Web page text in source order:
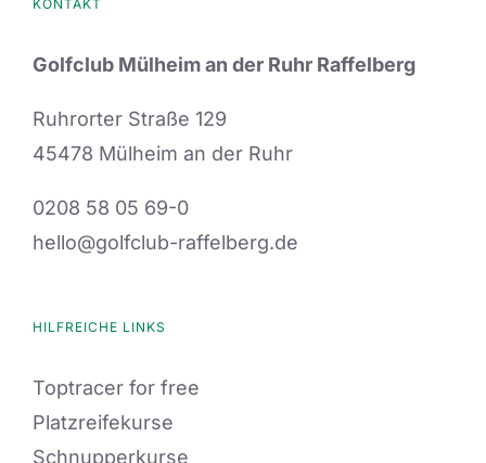
KONTAKT
Golfclub Mülheim an der Ruhr Raffelberg
Ruhrorter Straße 129
45478 Mülheim an der Ruhr
0208 58 05 69-0
hello@golfclub-raffelberg.de
HILFREICHE LINKS
Toptracer for free
Platzreifekurse
Schnupperkurse